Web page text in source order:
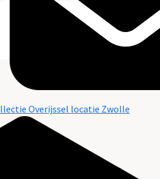
Overijssel locatie Zwolle